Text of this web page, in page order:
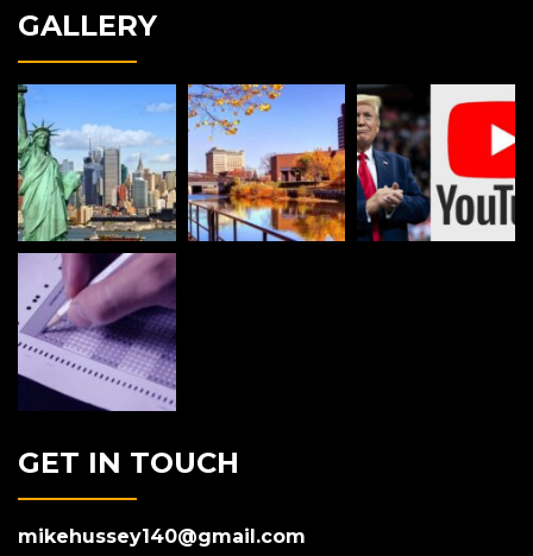
GALLERY
GET IN TOUCH
mikehussey140@gmail.com